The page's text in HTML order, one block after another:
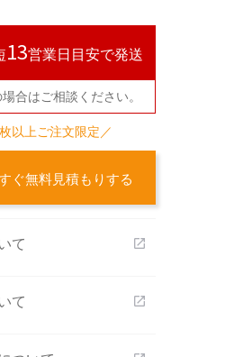
13営業日目安で発送
合はご相談ください。
以上ご注文限定／
ぐ無料見積もりする
て open_in_new
て open_in_new